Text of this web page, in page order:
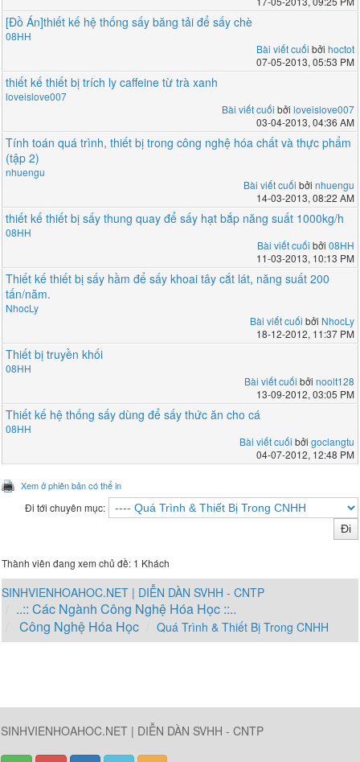
[Đồ Án]thiết kế hệ thống sấy băng tải để sấy chè
08HH
Bài viết cuối bởi hoctot
07-05-2013, 05:53 PM
thiết kế thiết bị trích ly caffeine từ trà xanh
loveislove007
Bài viết cuối bởi loveislove007
03-04-2013, 04:36 AM
Tính toán quá trình, thiết bị trong công nghệ hóa chất và thực phẩm
(tập 2)
nhuengu
Bài viết cuối bởi nhuengu
14-03-2013, 08:22 AM
thiết kế thiết bị sấy thung quay để sấy hạt bắp năng suất 1000kg/h
08HH
Bài viết cuối bởi 08HH
11-03-2013, 10:13 PM
Thiết kế thiết bị sấy hầm để sấy khoai tây cắt lát, năng suất 200
tấn/năm.
NhocLy
Bài viết cuối bởi NhocLy
18-12-2012, 11:37 PM
Thiết bị truyền khối
08HH
Bài viết cuối bởi noolt128
13-09-2012, 03:05 PM
Thiết kế hệ thống sấy dùng để sấy thức ăn cho cá
08HH
Bài viết cuối bởi goclangtu
04-07-2012, 12:48 PM
Xem ở phiên bản có thể in
Đi tới chuyên mục:
Thành viên đang xem chủ đề: 1 Khách
SINHVIENHOAHOC.NET | DIỄN DÀN SVHH - CNTP
..:: Các Ngành Công Nghệ Hóa Học ::..
Công Nghệ Hóa Học
Quá Trình & Thiết Bị Trong CNHH
SINHVIENHOAHOC.NET | DIỄN DÀN SVHH - CNTP